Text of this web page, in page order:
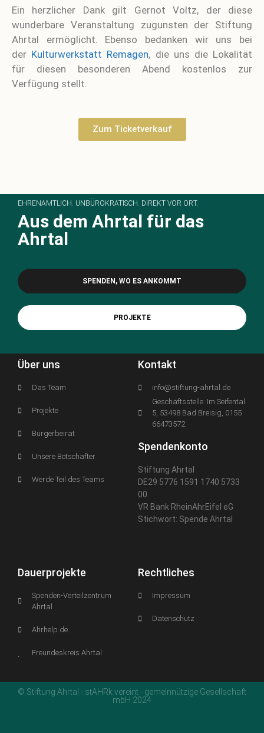
Ein herzlicher Dank gilt Gernot Voltz, der diese
wunderbare Veranstaltung zugunsten der Stiftung
Ahrtal ermöglicht. Ebenso bedanken wir uns bei
der Kulturwerkstatt Remagen, die uns die Lokalität
für diesen besonderen Abend kostenlos zur
Verfügung stellt.
Zum Ticketverkauf
EHRENAMTLICH. UNBÜROKRATISCH. DIREKT VOR ORT.
Aus dem Ahrtal für das
Ahrtal
SPENDEN, WO ES ANKOMMT
PROJEKTE
Über uns
Das Team
Projekte
Bürgerbeirat
Unsere Botschafter
Werde Teil des Teams
Kontakt
info@stiftung-ahrtal.de
Geschäftsstelle: Im Seifental
5, 53498 Bad Breisig, 0155
66473572
Spendenkonto
Stiftung Ahrtal
DE29 5776 1591 1740 5733
00
VR Bank RheinAhrEifel eG
Stichwort: Spende Ahrtal
Dauerprojekte
Spenden-Verteilzentrum
Ahrtal
Ahrhelp.de
Freundeskreis Ahrtal
Rechtliches
Impressum
Datenschutz
© Stiftung Ahrtal - stAHRk vereint - gemeinnützige Gesellschaft
mbH 2024